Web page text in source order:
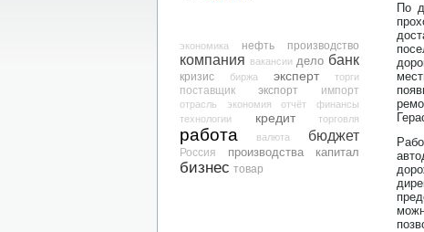
экономика нефть производство
компания вакансии дело банк
кризис биржа эксперт
торги
поставщик
экспорт
импорт
отрасль
экономия отчёт
финансы
технологии
кредит торговля
работа валюта бюджет
Россия производства капитал
бизнес товар
По